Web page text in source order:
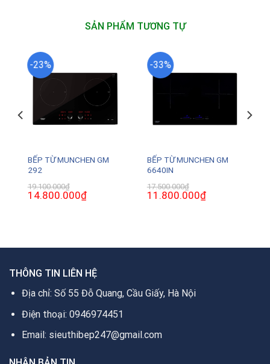
SẢN PHẨM TƯƠNG TỰ
-23%
BẾP TỪ MUNCHEN GM
292
19.100.000₫
Giá
gốc
14.800.000₫Giá
hiện
-33%
BẾP TỪ MUNCHEN GM
6640IN
17.500.000₫
Giá
gốc
11.800.000₫Giá
hiện
THÔNG TIN LIÊN HỆ
Địa chỉ: Số 55 Đỗ Quang, Cầu Giấy, Hà Nội
Điện thoại: 0946974451
Email: sieuthibep247@gmail.com